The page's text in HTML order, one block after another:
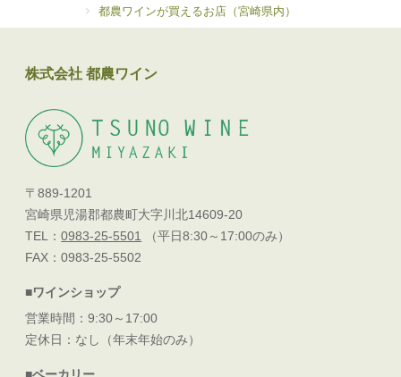
都農ワインが買えるお店（宮崎県内）
株式会社 都農ワイン
〒889-1201
宮崎県児湯郡都農町大字川北14609-20
TEL：0983-25-5501
（平日8:30～17:00のみ）
FAX：0983-25-5502
■ワインショップ
営業時間：9:30～17:00
定休日：なし（年末年始のみ）
■ベーカリー